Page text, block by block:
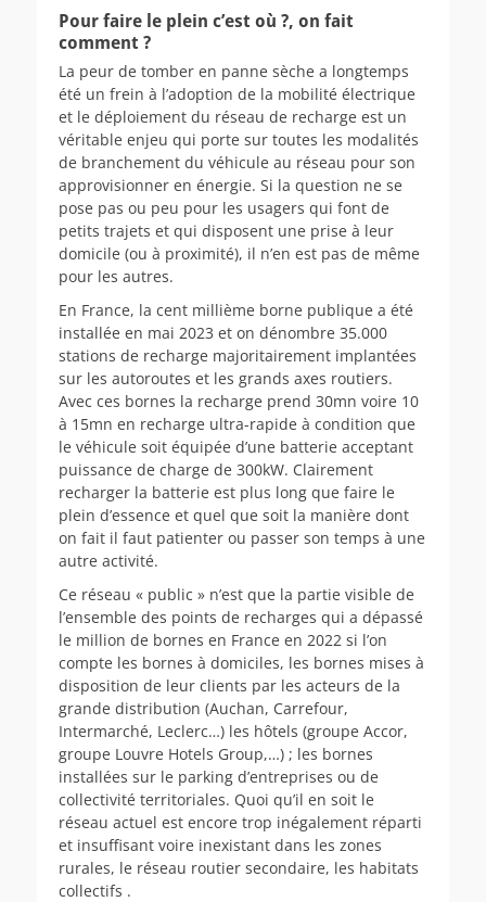
Pour faire le plein c’est où ?, on fait
comment ?
La peur de tomber en panne sèche a longtemps
été un frein à l’adoption de la mobilité électrique
et le déploiement du réseau de recharge est un
véritable enjeu qui porte sur toutes les modalités
de branchement du véhicule au réseau pour son
approvisionner en énergie. Si la question ne se
pose pas ou peu pour les usagers qui font de
petits trajets et qui disposent une prise à leur
domicile (ou à proximité), il n’en est pas de même
pour les autres.
En France, la cent millième borne publique a été
installée en mai 2023 et on dénombre 35.000
stations de recharge majoritairement implantées
sur les autoroutes et les grands axes routiers.
Avec ces bornes la recharge prend 30mn voire 10
à 15mn en recharge ultra-rapide à condition que
le véhicule soit équipée d’une batterie acceptant
puissance de charge de 300kW. Clairement
recharger la batterie est plus long que faire le
plein d’essence et quel que soit la manière dont
on fait il faut patienter ou passer son temps à une
autre activité.
Ce réseau « public » n’est que la partie visible de
l’ensemble des points de recharges qui a dépassé
le million de bornes en France en 2022 si l’on
compte les bornes à domiciles, les bornes mises à
disposition de leur clients par les acteurs de la
grande distribution (Auchan, Carrefour,
Intermarché, Leclerc…) les hôtels (groupe Accor,
groupe Louvre Hotels Group,…) ; les bornes
installées sur le parking d’entreprises ou de
collectivité territoriales. Quoi qu’il en soit le
réseau actuel est encore trop inégalement réparti
et insuffisant voire inexistant dans les zones
rurales, le réseau routier secondaire, les habitats
collectifs .